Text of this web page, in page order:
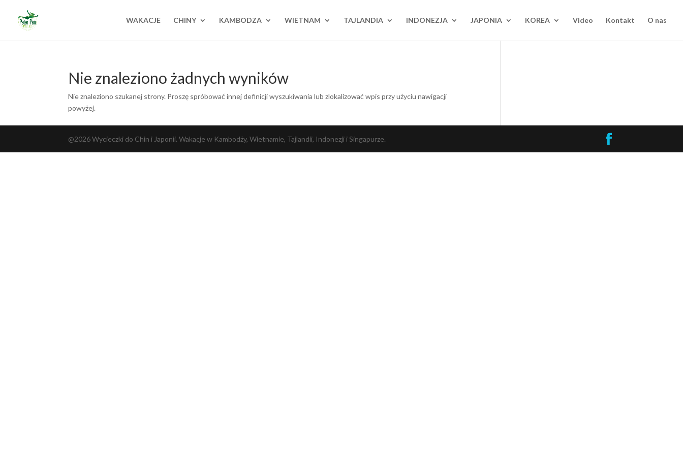
WAKACJE CHINY KAMBODZA WIETNAM TAJLANDIA INDONEZJA JAPONIA KOREA Video Kontakt O nas
Nie znaleziono żadnych wyników
Nie znaleziono szukanej strony. Proszę spróbować innej definicji wyszukiwania lub zlokalizować wpis przy użyciu nawigacji
powyżej.
@2026 Wycieczki do Chin i Japonii. Wakacje w Kambodży, Wietnamie, Tajlandii, Indonezji i Singapurze.